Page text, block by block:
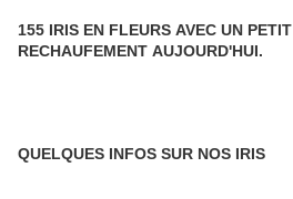
155 IRIS EN FLEURS AVEC UN PETIT
RECHAUFEMENT AUJOURD'HUI.
QUELQUES INFOS SUR NOS IRIS